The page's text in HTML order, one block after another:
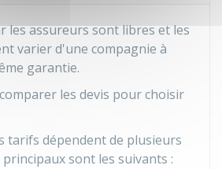
les assureurs sont libres et les
varier d'une compagnie à
garantie.
les devis pour choisir
tarifs dépendent de plusieurs
sont les suivants :